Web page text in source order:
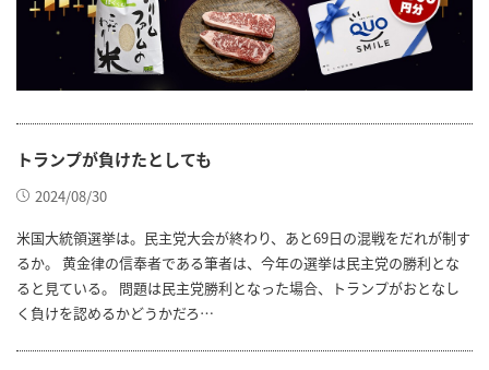
トランプが負けたとしても
2024/08/30
米国大統領選挙は。民主党大会が終わり、あと69日の混戦をだれが制す
るか。 黄金律の信奉者である筆者は、今年の選挙は民主党の勝利とな
ると見ている。 問題は民主党勝利となった場合、トランプがおとなし
く負けを認めるかどうかだろ…